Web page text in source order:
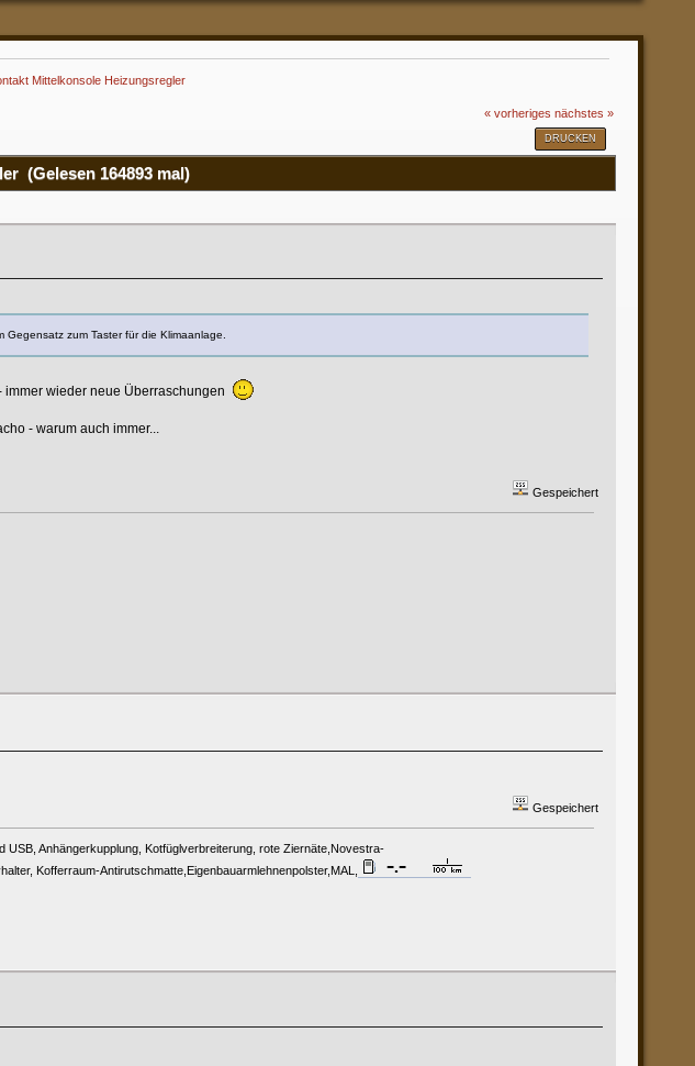
Mittelkonsole Heizungsregler
« vorheriges nächstes »
DRUCKEN
(Gelesen 164893 mal)
zum Taster für die Klimaanlage.
wieder neue Überraschungen
- warum auch immer...
Gespeichert
Gespeichert
Anhängerkupplung, Kotfüglverbreiterung, rote Ziernäte,Novestra-
Kofferraum-Antirutschmatte,Eigenbauarmlehnenpolster,MAL,